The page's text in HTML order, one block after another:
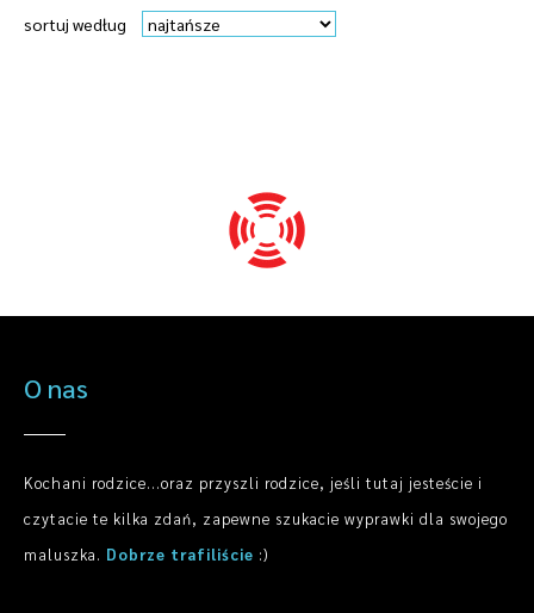
sortuj według
O nas
Kochani rodzice...oraz przyszli rodzice, jeśli tutaj jesteście i
czytacie te kilka zdań, zapewne szukacie wyprawki dla swojego
maluszka. Dobrze trafiliście :)